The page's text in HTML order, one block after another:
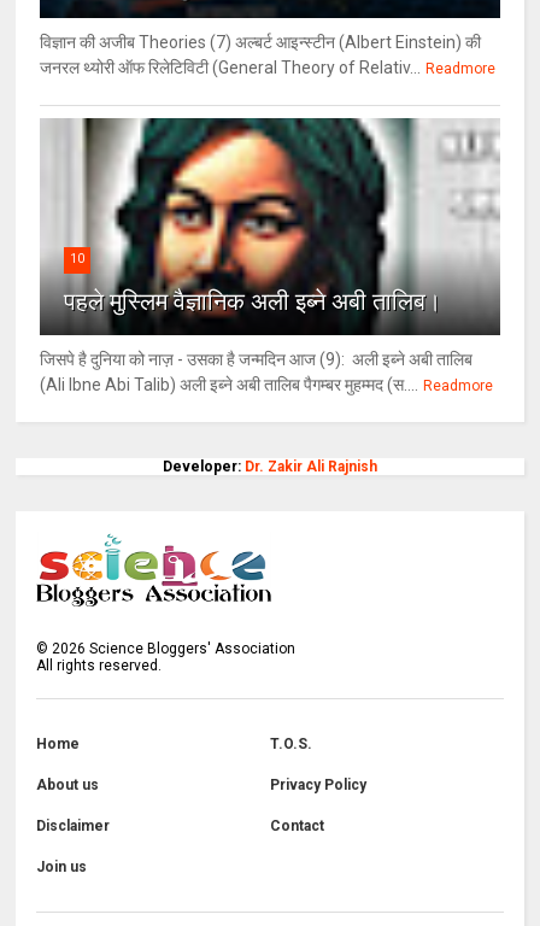
विज्ञान की अजीब Theories (7) अल्‍बर्ट आइन्स्टीन (Albert Einstein) की
जनरल थ्योरी ऑफ रिलेटिविटी (General Theory of Relativ...
Readmore
10
पहले मुस्लिम वैज्ञानिक अली इब्ने अबी तालिब।
जिसपे है दुनिया को नाज़ - उसका है जन्मदिन आज (9): अली इब्ने अबी तालिब
(Ali Ibne Abi Talib) अली इब्ने अबी तालिब पैगम्बर मुहम्मद (स....
Readmore
Developer: Dr. Zakir Ali Rajnish
© 2026 Science Bloggers' Association
All rights reserved.
Home T.O.S.
About us Privacy Policy
Disclaimer Contact
Join us